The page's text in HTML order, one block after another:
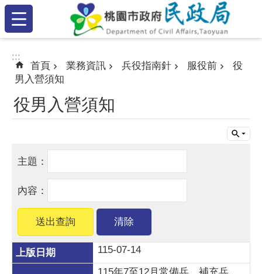
跳到主要內容區塊
:::
:::
:::
首頁 業務資訊 兵役指南針 服役前
役
男入營須知
役男入營須知
115-07-14